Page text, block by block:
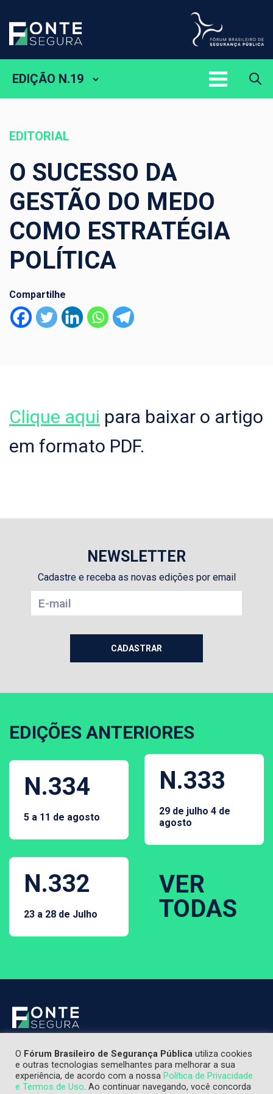
EDIÇÃO N.19
EDITORIAL
O SUCESSO DA
GESTÃO DO MEDO
COMO ESTRATÉGIA
POLÍTICA
Compartilhe
Clique aqui para baixar o artigo
em formato PDF.
NEWSLETTER
Cadastre e receba as novas edições por email
EDIÇÕES ANTERIORES
N.334
5 a 11 de agosto
N.333
29 de julho 4 de
agosto
N.332
23 a 28 de Julho
VER
TODAS
O Fórum Brasileiro de Segurança Pública utiliza cookies
e outras tecnologias semelhantes para melhorar a sua
experiência, de acordo com a nossa Política de Privacidade
e Termos de Uso. Ao continuar navegando, você concorda